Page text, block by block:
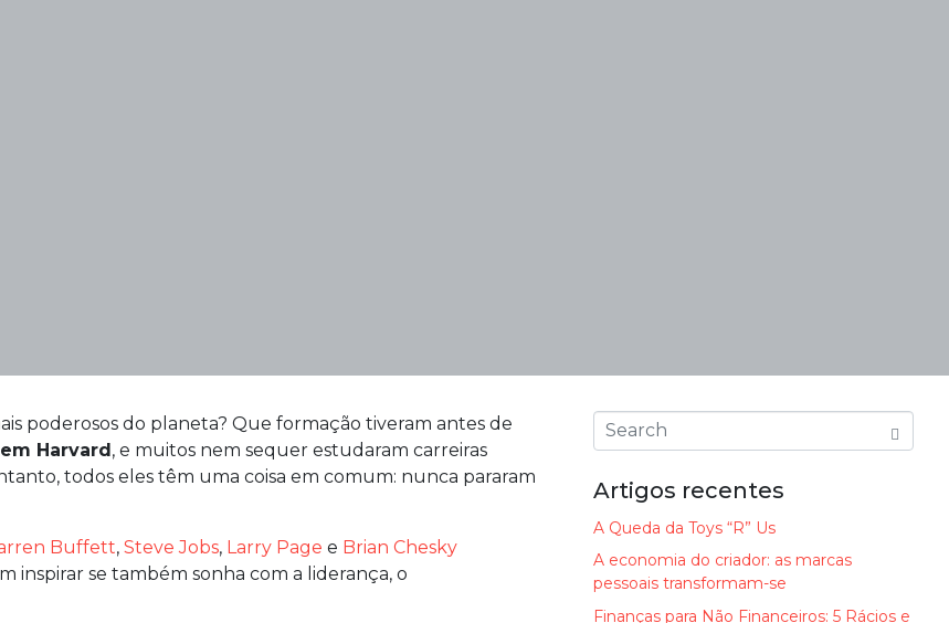
poderosos do planeta? Que formação tiveram antes de
Harvard, e muitos nem sequer estudaram carreiras
todos eles têm uma coisa em comum: nunca pararam
Buffett, Steve Jobs, Larry Page e Brian Chesky
inspirar se também sonha com a liderança, o
Artigos recentes
A Queda da Toys “R” Us
A economia do criador: as marcas
pessoais transformam-se
Finanças para Não Financeiros: 5 Rácios e